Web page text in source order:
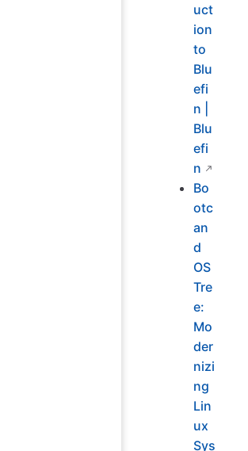
uct
ion
to
Blu
efi
n |
Blu
efi
n
Bo
otc
an
d
OS
Tre
e:
Mo
der
nizi
ng
Lin
ux
Sys